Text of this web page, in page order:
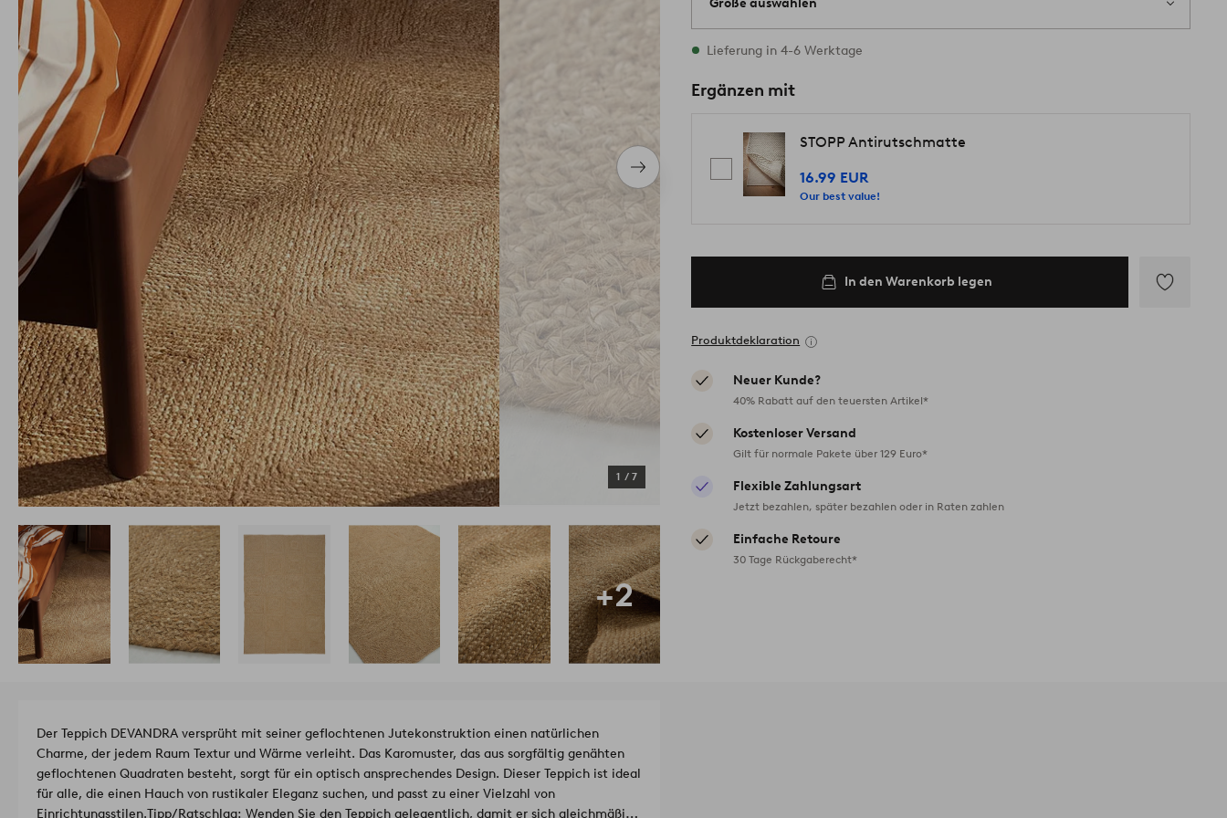
Nächstes
Produkt
1 / 7
Größe auswählen
Alle Größen vorrätig
Lieferung in 4-6 Werktage
Ergänzen mit
STOPP Antirutschmatte
16.99 EUR
Our best value!
In den Warenkorb legen
Produktdeklaration
Neuer Kunde?
40% Rabatt auf den teuersten Artikel*
Kostenloser Versand
Gilt für normale Pakete über 129 Euro*
Flexible Zahlungsart
Jetzt bezahlen, später bezahlen oder in Raten zahlen
Einfache Retoure
30 Tage Rückgaberecht*
+2
Der Teppich DEVANDRA versprüht mit seiner geflochtenen Jutekonstruktion einen natürlichen
Charme, der jedem Raum Textur und Wärme verleiht. Das Karomuster, das aus sorgfältig genähten
geflochtenen Quadraten besteht, sorgt für ein optisch ansprechendes Design. Dieser Teppich ist ideal
für alle, die einen Hauch von rustikaler Eleganz suchen, und passt zu einer Vielzahl von
Einrichtungsstilen.Tipp/Ratschlag: Wenden Sie den Teppich gelegentlich, damit er sich gleichmäßig